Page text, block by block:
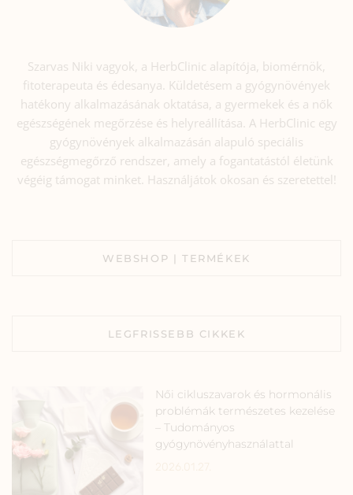
Szarvas Niki vagyok, a HerbClinic alapítója, biomérnök,
fitoterapeuta és édesanya. Küldetésem a gyógynövények
hatékony alkalmazásának oktatása, a gyermekek és a nők
egészségének megőrzése és helyreállítása. A HerbClinic egy
gyógynövények alkalmazásán alapuló speciális
egészségmegőrző rendszer, amely a fogantatástól életünk
végéig támogat minket. Használjátok okosan és szeretettel!
WEBSHOP | TERMÉKEK
LEGFRISSEBB CIKKEK
Női cikluszavarok és hormonális
problémák természetes kezelése
– Tudományos
gyógynövényhasználattal